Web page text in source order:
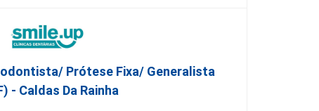
Prótese Fixa/ Generalista
- Caldas Da Rainha